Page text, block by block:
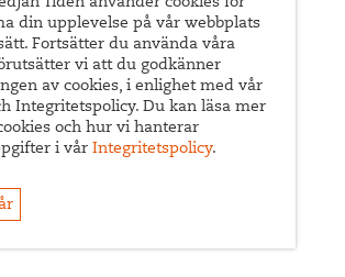
nyhetsbrev
Magasin
68
Box 522, 101 30 Stockholm
Tiden använder cookies för
din upplevelse på vår webbplats
Fortsätter du använda våra
vi att du godkänner
av cookies, i enlighet med vår
Integritetspolicy. Du kan läsa mer
och hur vi hanterar
i vår Integritetspolicy.